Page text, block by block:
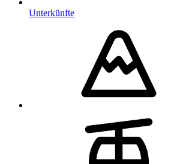
Unterkünfte